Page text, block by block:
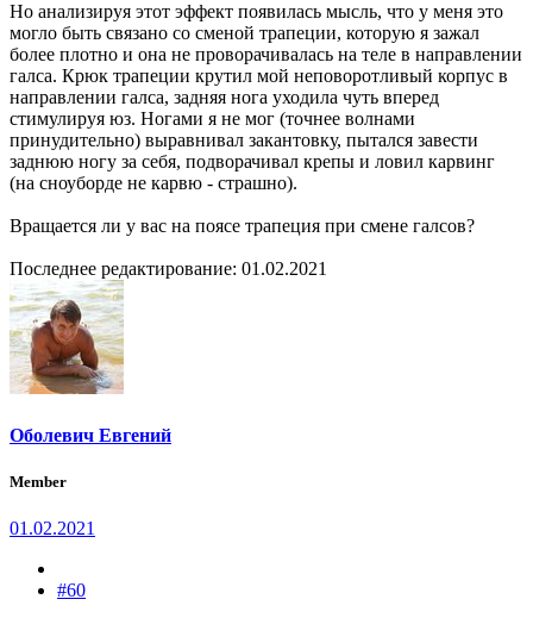
Но анализируя этот эффект появилась мысль, что у меня это
могло быть связано со сменой трапеции, которую я зажал
более плотно и она не проворачивалась на теле в направлении
галса. Крюк трапеции крутил мой неповоротливый корпус в
направлении галса, задняя нога уходила чуть вперед
стимулируя юз. Ногами я не мог (точнее волнами
принудительно) выравнивал закантовку, пытался завести
заднюю ногу за себя, подворачивал крепы и ловил карвинг
(на сноуборде не карвю - страшно).
Вращается ли у вас на поясе трапеция при смене галсов?
Последнее редактирование: 01.02.2021
Оболевич Евгений
Member
01.02.2021
#60